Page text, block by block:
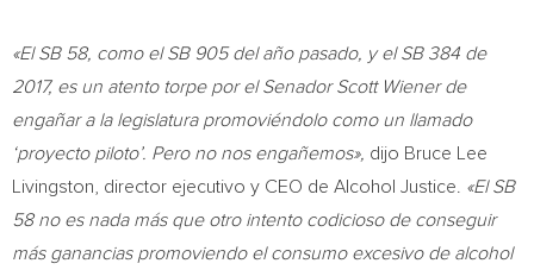
«El SB 58, como el SB 905 del año pasado, y el SB 384 de
2017, es un atento torpe por el Senador Scott Wiener de
engañar a la legislatura promoviéndolo como un llamado
‘proyecto piloto’. Pero no nos engañemos», dijo Bruce Lee
Livingston , director ejecutivo y CEO de Alcohol Justice.
«El SB
58 no es nada más que otro intento codicioso de conseguir
más ganancias promoviendo el consumo excesivo de alcohol